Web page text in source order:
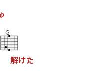
G
解けた